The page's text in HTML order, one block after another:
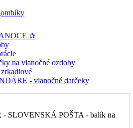
✰
na vianočné ozdoby
- vianočné darčeky
- SLOVENSKÁ POŠTA - balík na